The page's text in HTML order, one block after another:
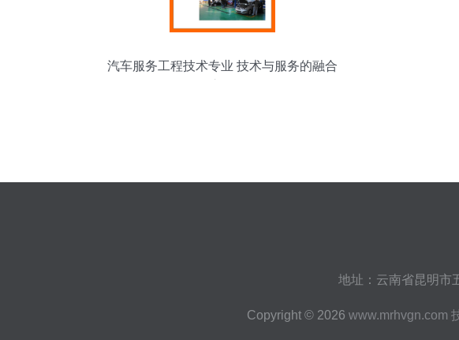
汽车服务工程技术专业 技术与服务的融合
地址：云南省昆明市
Copyright © 2026 www.mrhvgn.com